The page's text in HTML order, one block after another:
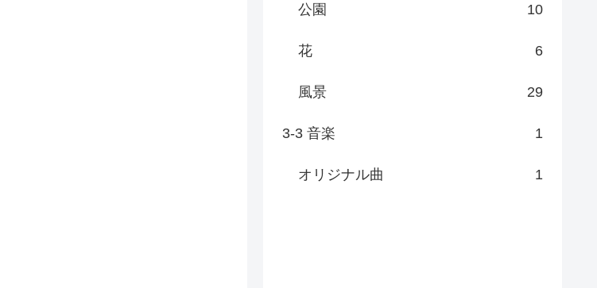
公園 10
花 6
風景 29
3-3 音楽 1
オリジナル曲 1